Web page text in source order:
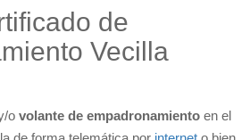
de
Vecilla
o volante de empadronamiento en el